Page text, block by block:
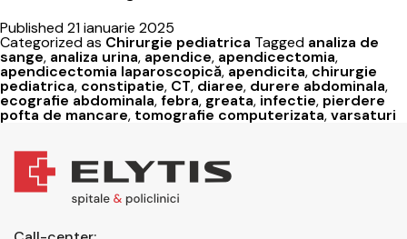
copii:
simptome,
diagnostic
și
tratament
Published21 ianuarie 2025
Categorized as Chirurgie pediatrica Tagged analiza de
sange, analiza urina, apendice, apendicectomia,
apendicectomia laparoscopică, apendicita, chirurgie
pediatrica, constipatie, CT, diaree, durere abdominala,
ecografie abdominala,febra, greata, infectie, pierdere
pofta de mancare, tomografie computerizata,varsaturi